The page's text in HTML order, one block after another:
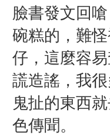
臉書發文回
碗糕的，難
仔，這麼容
謊造謠，我
鬼扯的東西
色傳聞。